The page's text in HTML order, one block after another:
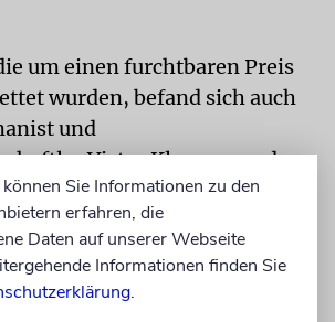
um einen furchtbaren Preis
wurden, befand sich auch
und
Victor Klemperer, der
der Dresdner Juden
die unter dem Titel
ablegen bis zum letzten
der Nachwelt
Sie Informationen zu den
erfahren, die
Daten auf unserer Webseite
Informationen finden Sie
.